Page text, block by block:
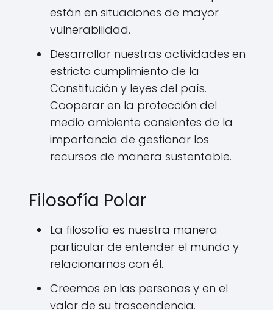
están en situaciones de mayor
vulnerabilidad.
Desarrollar nuestras actividades en
estricto cumplimiento de la
Constitución y leyes del país.
Cooperar en la protección del
medio ambiente consientes de la
importancia de gestionar los
recursos de manera sustentable.
Filosofía Polar
La filosofía es nuestra manera
particular de entender el mundo y
relacionarnos con él.
Creemos en las personas y en el
valor de su trascendencia.